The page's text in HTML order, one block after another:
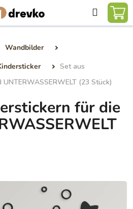
Suchen
Wandbilder
Set aus
(23 Stück)
für die